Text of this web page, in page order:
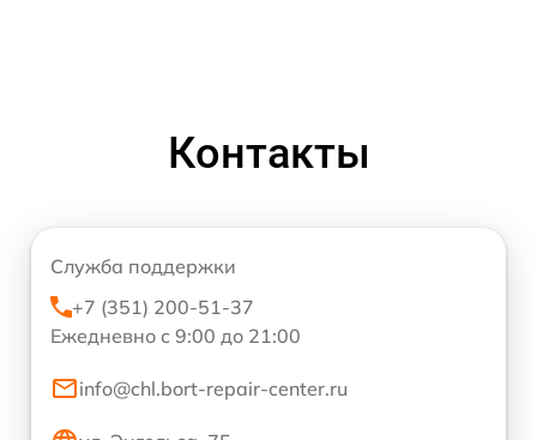
Контакты
Служба поддержки
+7 (351) 200-51-37
Ежедневно с 9:00 до 21:00
info@chl.bort-repair-center.ru